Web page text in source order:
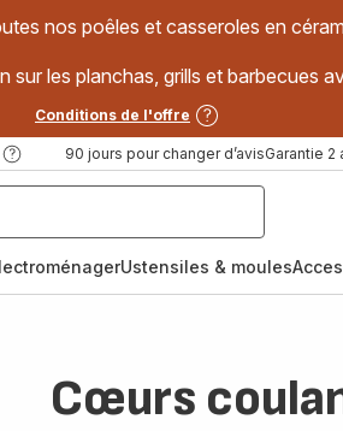
nos poêles et casseroles en
sur les planchas, grills et barbecues
Conditions de l'offre
90 jours pour changer d’avisGarantie 2
Ustensiles & moules
Cœurs